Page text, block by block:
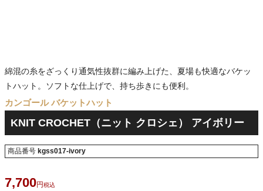
綿混の糸をざっくり通気性抜群に編み上げた、夏場も快適なバケッ
トハット。ソフトな仕上げで、持ち歩きにも便利。
カンゴール バケットハット
KNIT CROCHET（ニット クロシェ） アイボリー
商品番号 kgss017-ivory
7,700 税込